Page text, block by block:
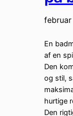
februar
En
af en
Den
og stil,
hurtige
Den